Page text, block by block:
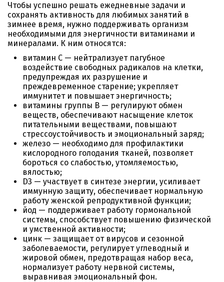
Чтобы успешно решать ежедневные задачи и
сохранять активность для любимых занятий в
зимнее время, нужно поддерживать организм
необходимыми для энергичности витаминами и
минералами. К ним относятся:
витамин С — нейтрализует пагубное
воздействие свободных радикалов на клетки,
предупреждая их разрушение и
преждевременное старение; укрепляет
иммунитет и повышает энергичность;
витамины группы B — регулируют обмен
веществ, обеспечивают насыщение клеток
питательными веществами, повышают
стрессоустойчивость и эмоциональный заряд;
железо — необходимо для профилактики
кислородного голодания тканей, позволяет
бороться со слабостью, утомляемостью,
вялостью;
D3 — участвует в синтезе энергии, усиливает
иммунную защиту, обеспечивает нормальную
работу женской репродуктивной функции;
йод — поддерживает работу гормональной
системы, способствует повышению физической
и умственной активности;
цинк — защищает от вирусов и сезонной
заболеваемости, регулирует углеводный и
жировой обмен, предотвращая набор веса,
нормализует работу нервной системы,
выравнивая эмоциональный фон.